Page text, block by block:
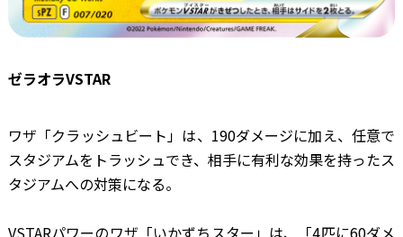
ゼラオラVSTAR
ワザ「クラッシュビート」は、190ダメージに加え、任意で
スタジアムをトラッシュでき、相手に有利な効果を持ったス
タジアムへの対策になる。